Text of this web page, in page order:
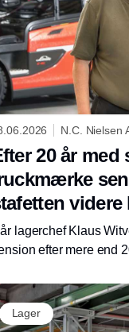
N.C. Nielsen
20 år med
videre
lagerchef Klaus
efter mere end
investering i den
har været med til at
Lager